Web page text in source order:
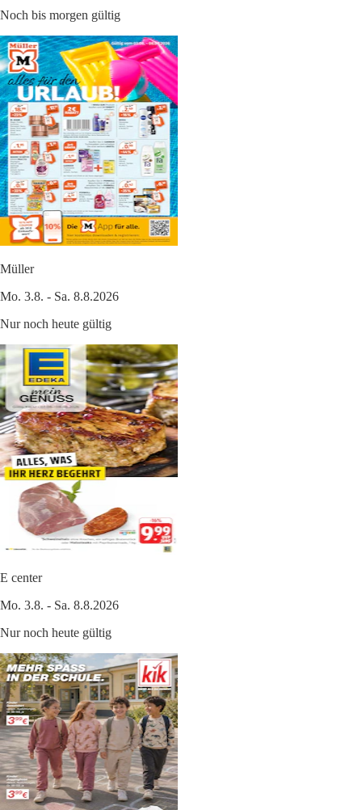
Noch bis morgen gültig
Müller
Mo. 3.8. - Sa. 8.8.2026
Nur noch heute gültig
E center
Mo. 3.8. - Sa. 8.8.2026
Nur noch heute gültig